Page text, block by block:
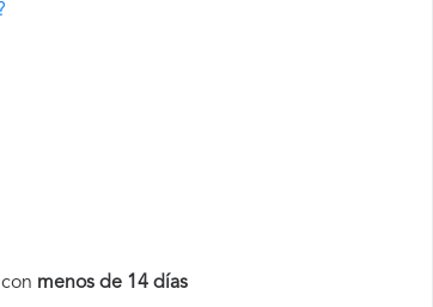
menos de 14 días